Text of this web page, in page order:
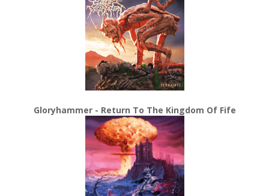
Gloryhammer - Return To The Kingdom Of Fife